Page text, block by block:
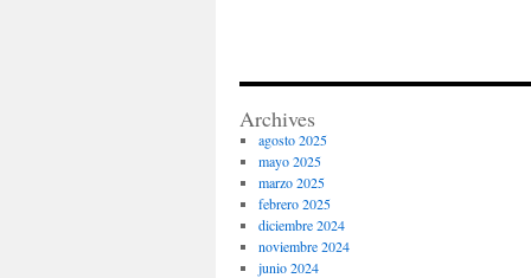
Archives
agosto 2025
mayo 2025
marzo 2025
febrero 2025
diciembre 2024
noviembre 2024
junio 2024